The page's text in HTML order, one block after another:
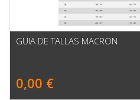
GUIA DE TALLAS MACRON
0,00 €